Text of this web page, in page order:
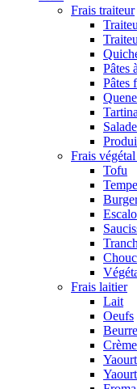
Frais traiteur
Pâtes
Pâtes
Frais
Tofu
Frais laitier
Lait
Oeufs
Beurre